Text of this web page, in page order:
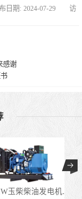
日期: 2024-07-29 访
感谢
玉柴柴油发电机..